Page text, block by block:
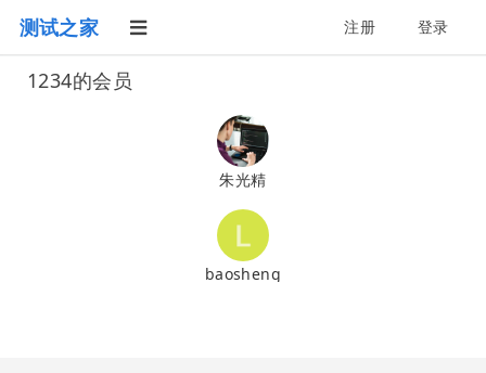
测试之家 注册 登录
1234的会员
朱光精
baosheng